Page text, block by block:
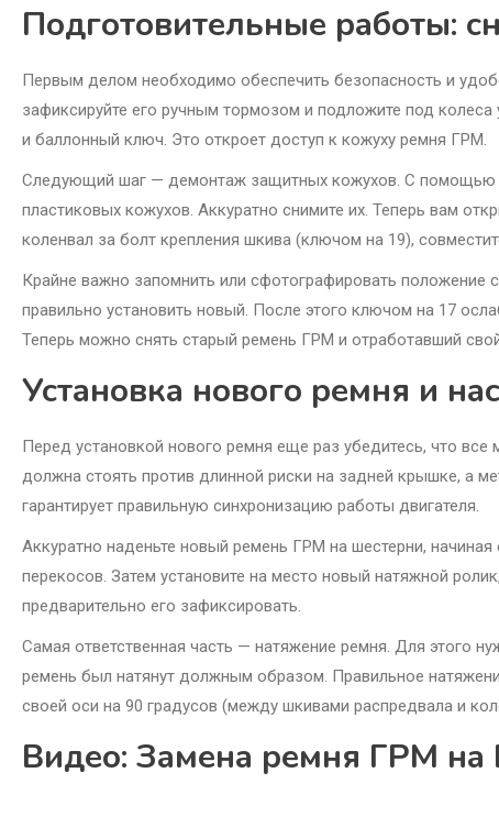
Подготовительные работы:
Первым делом необходимо обеспечить безопасность и
зафиксируйте его ручным тормозом и подложите под
и баллонный ключ. Это откроет доступ к кожуху ремня ГРМ.
Следующий шаг — демонтаж защитных кожухов. С помощью
пластиковых кожухов. Аккуратно снимите их. Теперь вам
коленвал за болт крепления шкива (ключом на 19),
Крайне важно запомнить или сфотографировать положение
правильно установить новый. После этого ключом на 17
Теперь можно снять старый ремень ГРМ и отработавший
Установка нового ремня и
Перед установкой нового ремня еще раз убедитесь, что
должна стоять против длинной риски на задней крышке, а
гарантирует правильную синхронизацию работы двигателя.
Аккуратно наденьте новый ремень ГРМ на шестерни,
перекосов. Затем установите на место новый натяжной
предварительно его зафиксировать.
Самая ответственная часть — натяжение ремня. Для этого
ремень был натянут должным образом. Правильное
своей оси на 90 градусов (между шкивами распредвала и
Видео: Замена ремня ГРМ